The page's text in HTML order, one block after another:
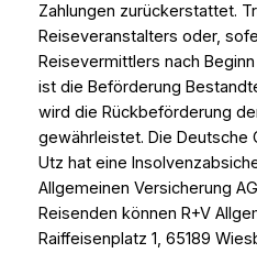
Zahlungen zurückerstattet.
Reiseveranstalters oder,
Reisevermittlers nach
ist die Beförderung
wird die Rückbeförderung
gewährleistet. Die Deutsche
Utz hat eine
Allgemeinen Versicherung
Reisenden können R+V
Raiffeisenplatz 1, 65189